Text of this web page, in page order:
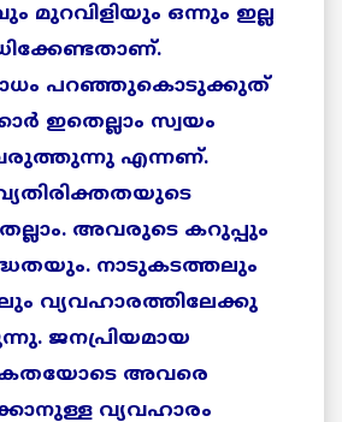
മുറവിളിയും ഒന്നും ഇല്ല
പറഞ്ഞുകൊടുക്കുത്
ഇതെല്ലാം സ്വയം
എന്നണ്.
അവരുടെ കറുപ്പും
നാടുകടത്തലും
വ്യവഹാരത്തിലേക്കു
ജനപ്രിയമായ
അവരെ
വ്യവഹാരം